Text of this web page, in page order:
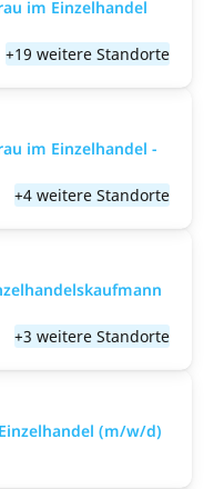
im Einzelhandel
+19 weitere Standorte
im Einzelhandel -
+4 weitere Standorte
+3 weitere Standorte
(m/w/d)